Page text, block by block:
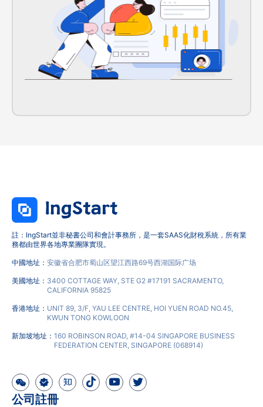
註：IngStart並非秘書公司和會計事務所，是一套SAAS化財稅系統，所有業
務都由世界各地專業團隊實現。
中國地址： 安徽省合肥市蜀山区望江西路69号西湖国际广场
美國地址： 3400 COTTAGE WAY, STE G2 #17191 SACRAMENTO,
CALIFORNIA 95825
香港地址： UNIT 89, 3/F, YAU LEE CENTRE, HOI YUEN ROAD NO.45,
KWUN TONG KOWLOON
新加坡地址： 160 ROBINSON ROAD, #14-04 SINGAPORE BUSINESS
FEDERATION CENTER, SINGAPORE (068914)
公司註冊